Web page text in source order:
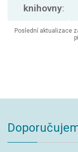
knihovny:
Poslední aktualizace